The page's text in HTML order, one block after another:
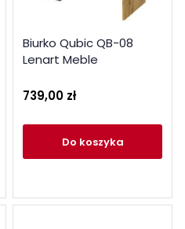
Biurko Qubic QB-08
Lenart Meble
739,00 zł
do koszyka